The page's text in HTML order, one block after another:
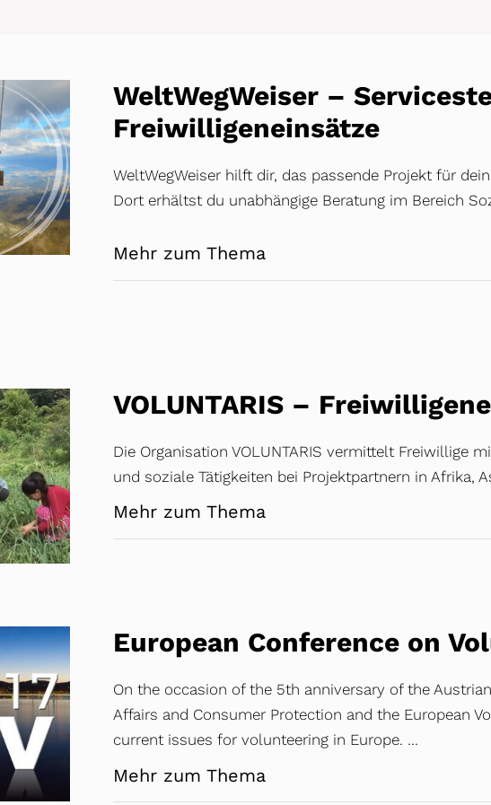
WeltWegWeiser –
Freiwilligeneinsätze
WeltWegWeiser hilft dir, das passende Projekt für
Dort erhältst du unabhängige Beratung im Bereich
Mehr zum Thema
VOLUNTARIS –
Die Organisation VOLUNTARIS vermittelt Freiwillige
und soziale Tätigkeiten bei Projektpartnern in Afrika,
Mehr zum Thema
European Conference on
On the occasion of the 5th anniversary of the
Affairs and Consumer Protection and the European
current issues for volunteering in Europe. …
Mehr zum Thema